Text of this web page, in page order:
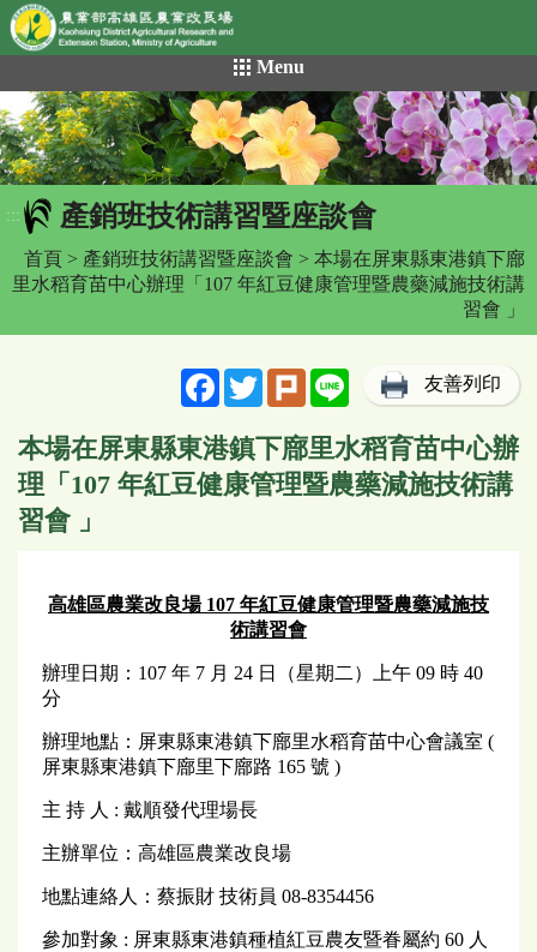
網頁置頂
到
主
要
內
容
區
Menu
::: 產銷班技術講習暨座談會
首頁 > 產銷班技術講習暨座談會 > 本場在屏東縣東港鎮下廍
里水稻育苗中心辦理「107 年紅豆健康管理暨農藥減施技術講
習會 」
FacebookTwitterPlurk Line 友善列印
本場在屏東縣東港鎮下廍里水稻育苗中心辦
理「107 年紅豆健康管理暨農藥減施技術講
習會 」
高雄區農業改良場 107 年紅豆健康管理暨農藥減施技
術講習會
辦理日期：107 年 7 月 24 日（星期二）上午 09 時 40
分
辦理地點：屏東縣東港鎮下廍里水稻育苗中心會議室 (
屏東縣東港鎮下廍里下廍路 165 號 )
主 持 人 : 戴順發代理場長
主辦單位：高雄區農業改良場
地點連絡人：蔡振財 技術員 08-8354456
參加對象 : 屏東縣東港鎮種植紅豆農友暨眷屬約 60 人